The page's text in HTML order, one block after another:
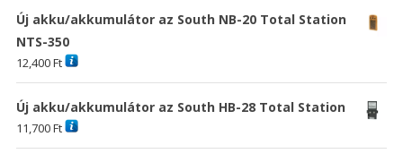
Új akku/akkumulátor az South NB-20 Total Station
NTS-350
12,400Ft
Új akku/akkumulátor az South HB-28 Total Station
11,700Ft